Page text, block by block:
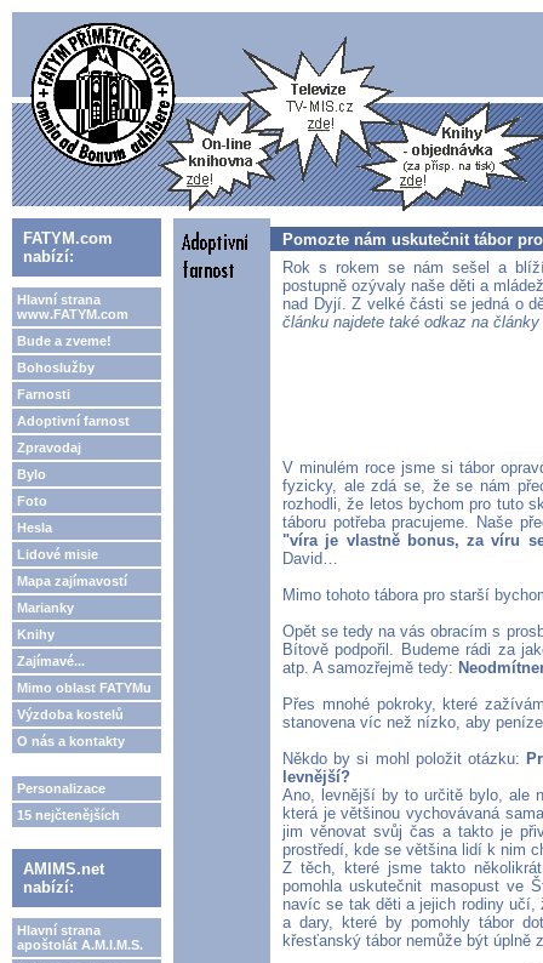
FATYM.com
nabízí:
Hlavní strana
www.FATYM.com
Bude a zveme!
Bohoslužby
Farnosti
Adoptivní farnost
Zpravodaj
Bylo
Foto
Hesla
Lidové misie
Mapa zajímavostí
Marianky
Knihy
Zajímavé...
Mimo oblast FATYMu
Výzdoba kostelů
O nás a kontakty
Personalizace
15 nejčtenějších
AMIMS.net
nabízí:
Hlavní strana
apoštolát A.M.I.M.S.
Pomozte nám uskutečnit tábor
Rok s rokem se nám sešel a
postupně ozývaly naše děti a
nad Dyjí. Z velké části se jedná o
článku najdete také odkaz na
V minulém roce jsme si tábor
fyzicky, ale zdá se, že se nám
rozhodli, že letos bychom pro tuto
táboru potřeba pracujeme. Naše
"víra je vlastně bonus, za víru
David…
Mimo tohoto tábora pro starší
Opět se tedy na vás obracím s
Bítově podpořil. Budeme rádi za
atp. A samozřejmě tedy:
Přes mnohé pokroky, které
stanovena víc než nízko, aby
Někdo by si mohl položit otázku:
levnější?
Ano, levnější by to určitě bylo, ale
která je většinou vychovávaná
jim věnovat svůj čas a takto je
prostředí, kde se většina lidí k nim
Z těch, které jsme takto
pomohla uskutečnit masopust ve
navíc se tak děti a jejich rodiny
a dary, které by pomohly tábor
křesťanský tábor nemůže být úplně